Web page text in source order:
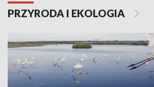
PRZYRODA I EKOLOGIA